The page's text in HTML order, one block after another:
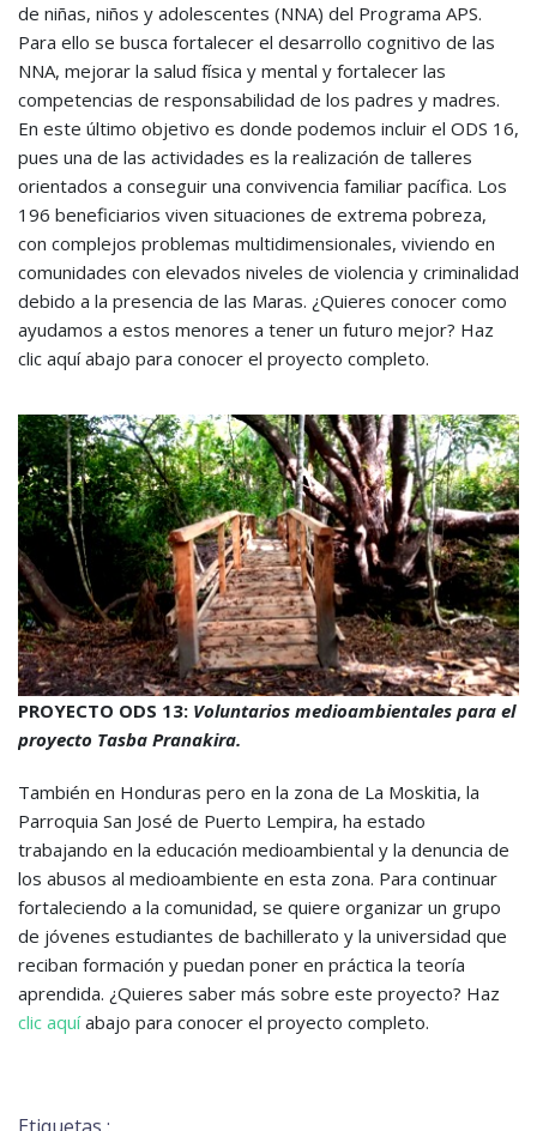
de niñas, niños y adolescentes (NNA) del Programa APS.
Para ello se busca fortalecer el desarrollo cognitivo de las
NNA, mejorar la salud física y mental y fortalecer las
competencias de responsabilidad de los padres y madres.
En este último objetivo es donde podemos incluir el ODS 16,
pues una de las actividades es la realización de talleres
orientados a conseguir una convivencia familiar pacífica. Los
196 beneficiarios viven situaciones de extrema pobreza,
con complejos problemas multidimensionales, viviendo en
comunidades con elevados niveles de violencia y criminalidad
debido a la presencia de las Maras. ¿Quieres conocer como
ayudamos a estos menores a tener un futuro mejor? Haz
clic aquí abajo para conocer el proyecto completo.
PROYECTO ODS 13: Voluntarios medioambientales para el
proyecto Tasba Pranakira.
También en Honduras pero en la zona de La Moskitia, la
Parroquia San José de Puerto Lempira, ha estado
trabajando en la educación medioambiental y la denuncia de
los abusos al medioambiente en esta zona. Para continuar
fortaleciendo a la comunidad, se quiere organizar un grupo
de jóvenes estudiantes de bachillerato y la universidad que
reciban formación y puedan poner en práctica la teoría
aprendida. ¿Quieres saber más sobre este proyecto? Haz
clic aquíabajo para conocer el proyecto completo.